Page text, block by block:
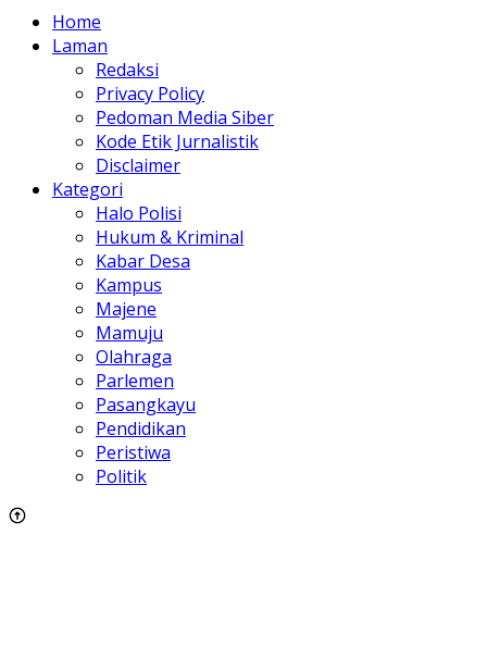
Home
Laman
Redaksi
Privacy Policy
Pedoman Media Siber
Kode Etik Jurnalistik
Disclaimer
Kategori
Halo Polisi
Hukum & Kriminal
Kabar Desa
Kampus
Majene
Mamuju
Olahraga
Parlemen
Pasangkayu
Pendidikan
Peristiwa
Politik